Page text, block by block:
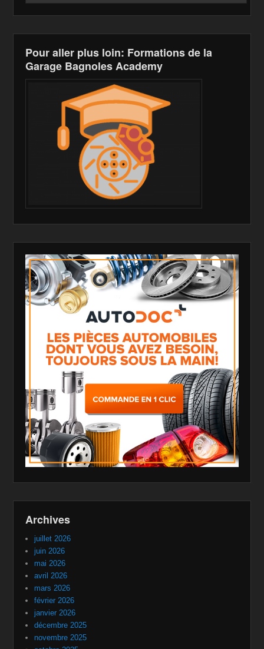
Pour aller plus loin: Formations de la
Garage Bagnoles Academy
Archives
juillet 2026
juin 2026
mai 2026
avril 2026
mars 2026
février 2026
janvier 2026
décembre 2025
novembre 2025